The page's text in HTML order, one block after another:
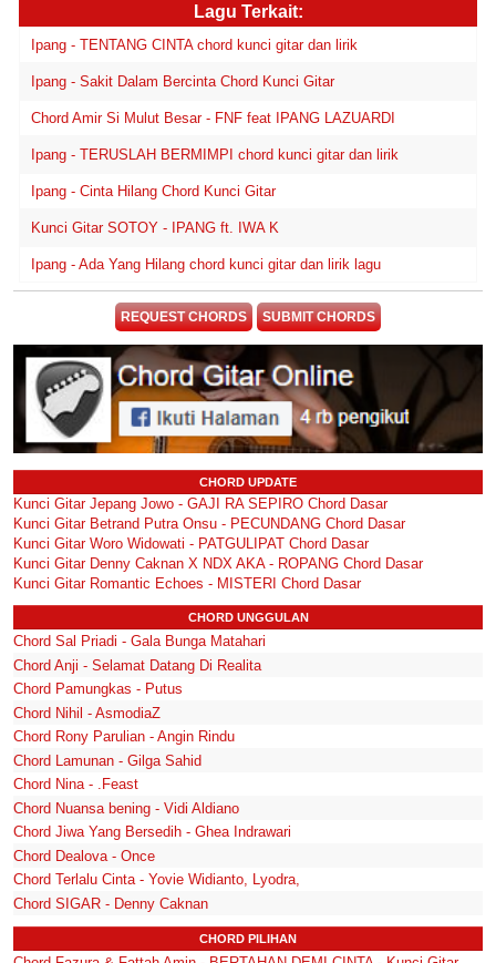
Lagu Terkait:
Ipang - TENTANG CINTA chord kunci gitar dan lirik
Ipang - Sakit Dalam Bercinta Chord Kunci Gitar
Chord Amir Si Mulut Besar - FNF feat IPANG LAZUARDI
Ipang - TERUSLAH BERMIMPI chord kunci gitar dan lirik
Ipang - Cinta Hilang Chord Kunci Gitar
Kunci Gitar SOTOY - IPANG ft. IWA K
Ipang - Ada Yang Hilang chord kunci gitar dan lirik lagu
REQUEST CHORDS SUBMIT CHORDS
CHORD UPDATE
Kunci Gitar Jepang Jowo - GAJI RA SEPIRO Chord Dasar
Kunci Gitar Betrand Putra Onsu - PECUNDANG Chord Dasar
Kunci Gitar Woro Widowati - PATGULIPAT Chord Dasar
Kunci Gitar Denny Caknan X NDX AKA - ROPANG Chord Dasar
Kunci Gitar Romantic Echoes - MISTERI Chord Dasar
CHORD UNGGULAN
Chord Sal Priadi - Gala Bunga Matahari
Chord Anji - Selamat Datang Di Realita
Chord Pamungkas - Putus
Chord Nihil - AsmodiaZ
Chord Rony Parulian - Angin Rindu
Chord Lamunan - Gilga Sahid
Chord Nina - .Feast
Chord Nuansa bening - Vidi Aldiano
Chord Jiwa Yang Bersedih - Ghea Indrawari
Chord Dealova - Once
Chord Terlalu Cinta - Yovie Widianto, Lyodra,
Chord SIGAR - Denny Caknan
CHORD PILIHAN